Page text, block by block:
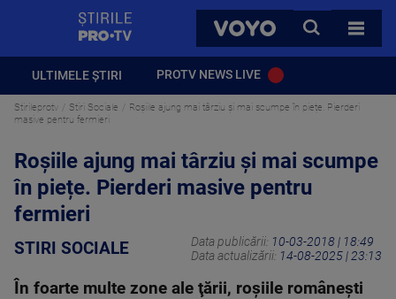
VOYO
CAUTA
TOATE
ULTIMELE ȘTIRI PROTV NEWS LIVE
Stirileprotv Stiri Sociale
Roșiile ajung mai târziu și mai scumpe în piețe. Pierderi
masive pentru fermieri
Roșiile ajung mai târziu și mai scumpe
în piețe. Pierderi masive pentru
fermieri
STIRI SOCIALE Data publicării: 10-03-2018 | 18:49
Data actualizării: 14-08-2025 | 23:13
În foarte multe zone ale ţării, roşiile româneşti